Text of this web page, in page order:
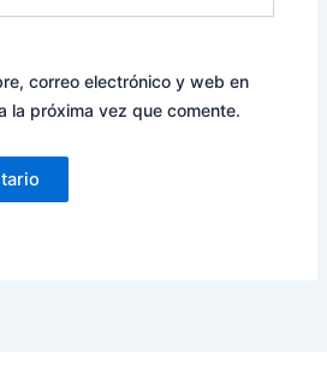
correo electrónico y web en
la próxima vez que comente.